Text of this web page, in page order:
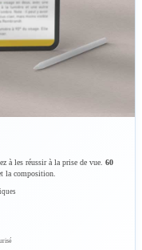
à les réussir à la prise de vue. 60
la composition.